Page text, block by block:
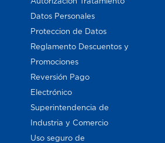
Datos Personales
Proteccion de Datos
Reglamento Descuentos y
Promociones
Reversión Pago
Electrónico
Superintendencia de
Industria y Comercio
Uso seguro de